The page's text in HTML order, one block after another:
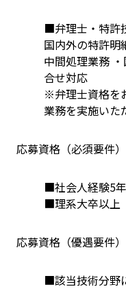
■弁理士・特許
国内外の特許明
中間処理業務
合せ対応
※弁理士資格を
業務を実施いた
応募資格（必須要件）
■社会人経験5
■理系大卒以上
応募資格（優遇要件）
■該当技術分野